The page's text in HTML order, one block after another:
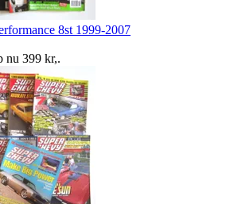
8st 1999-2007
nu 399 kr,.